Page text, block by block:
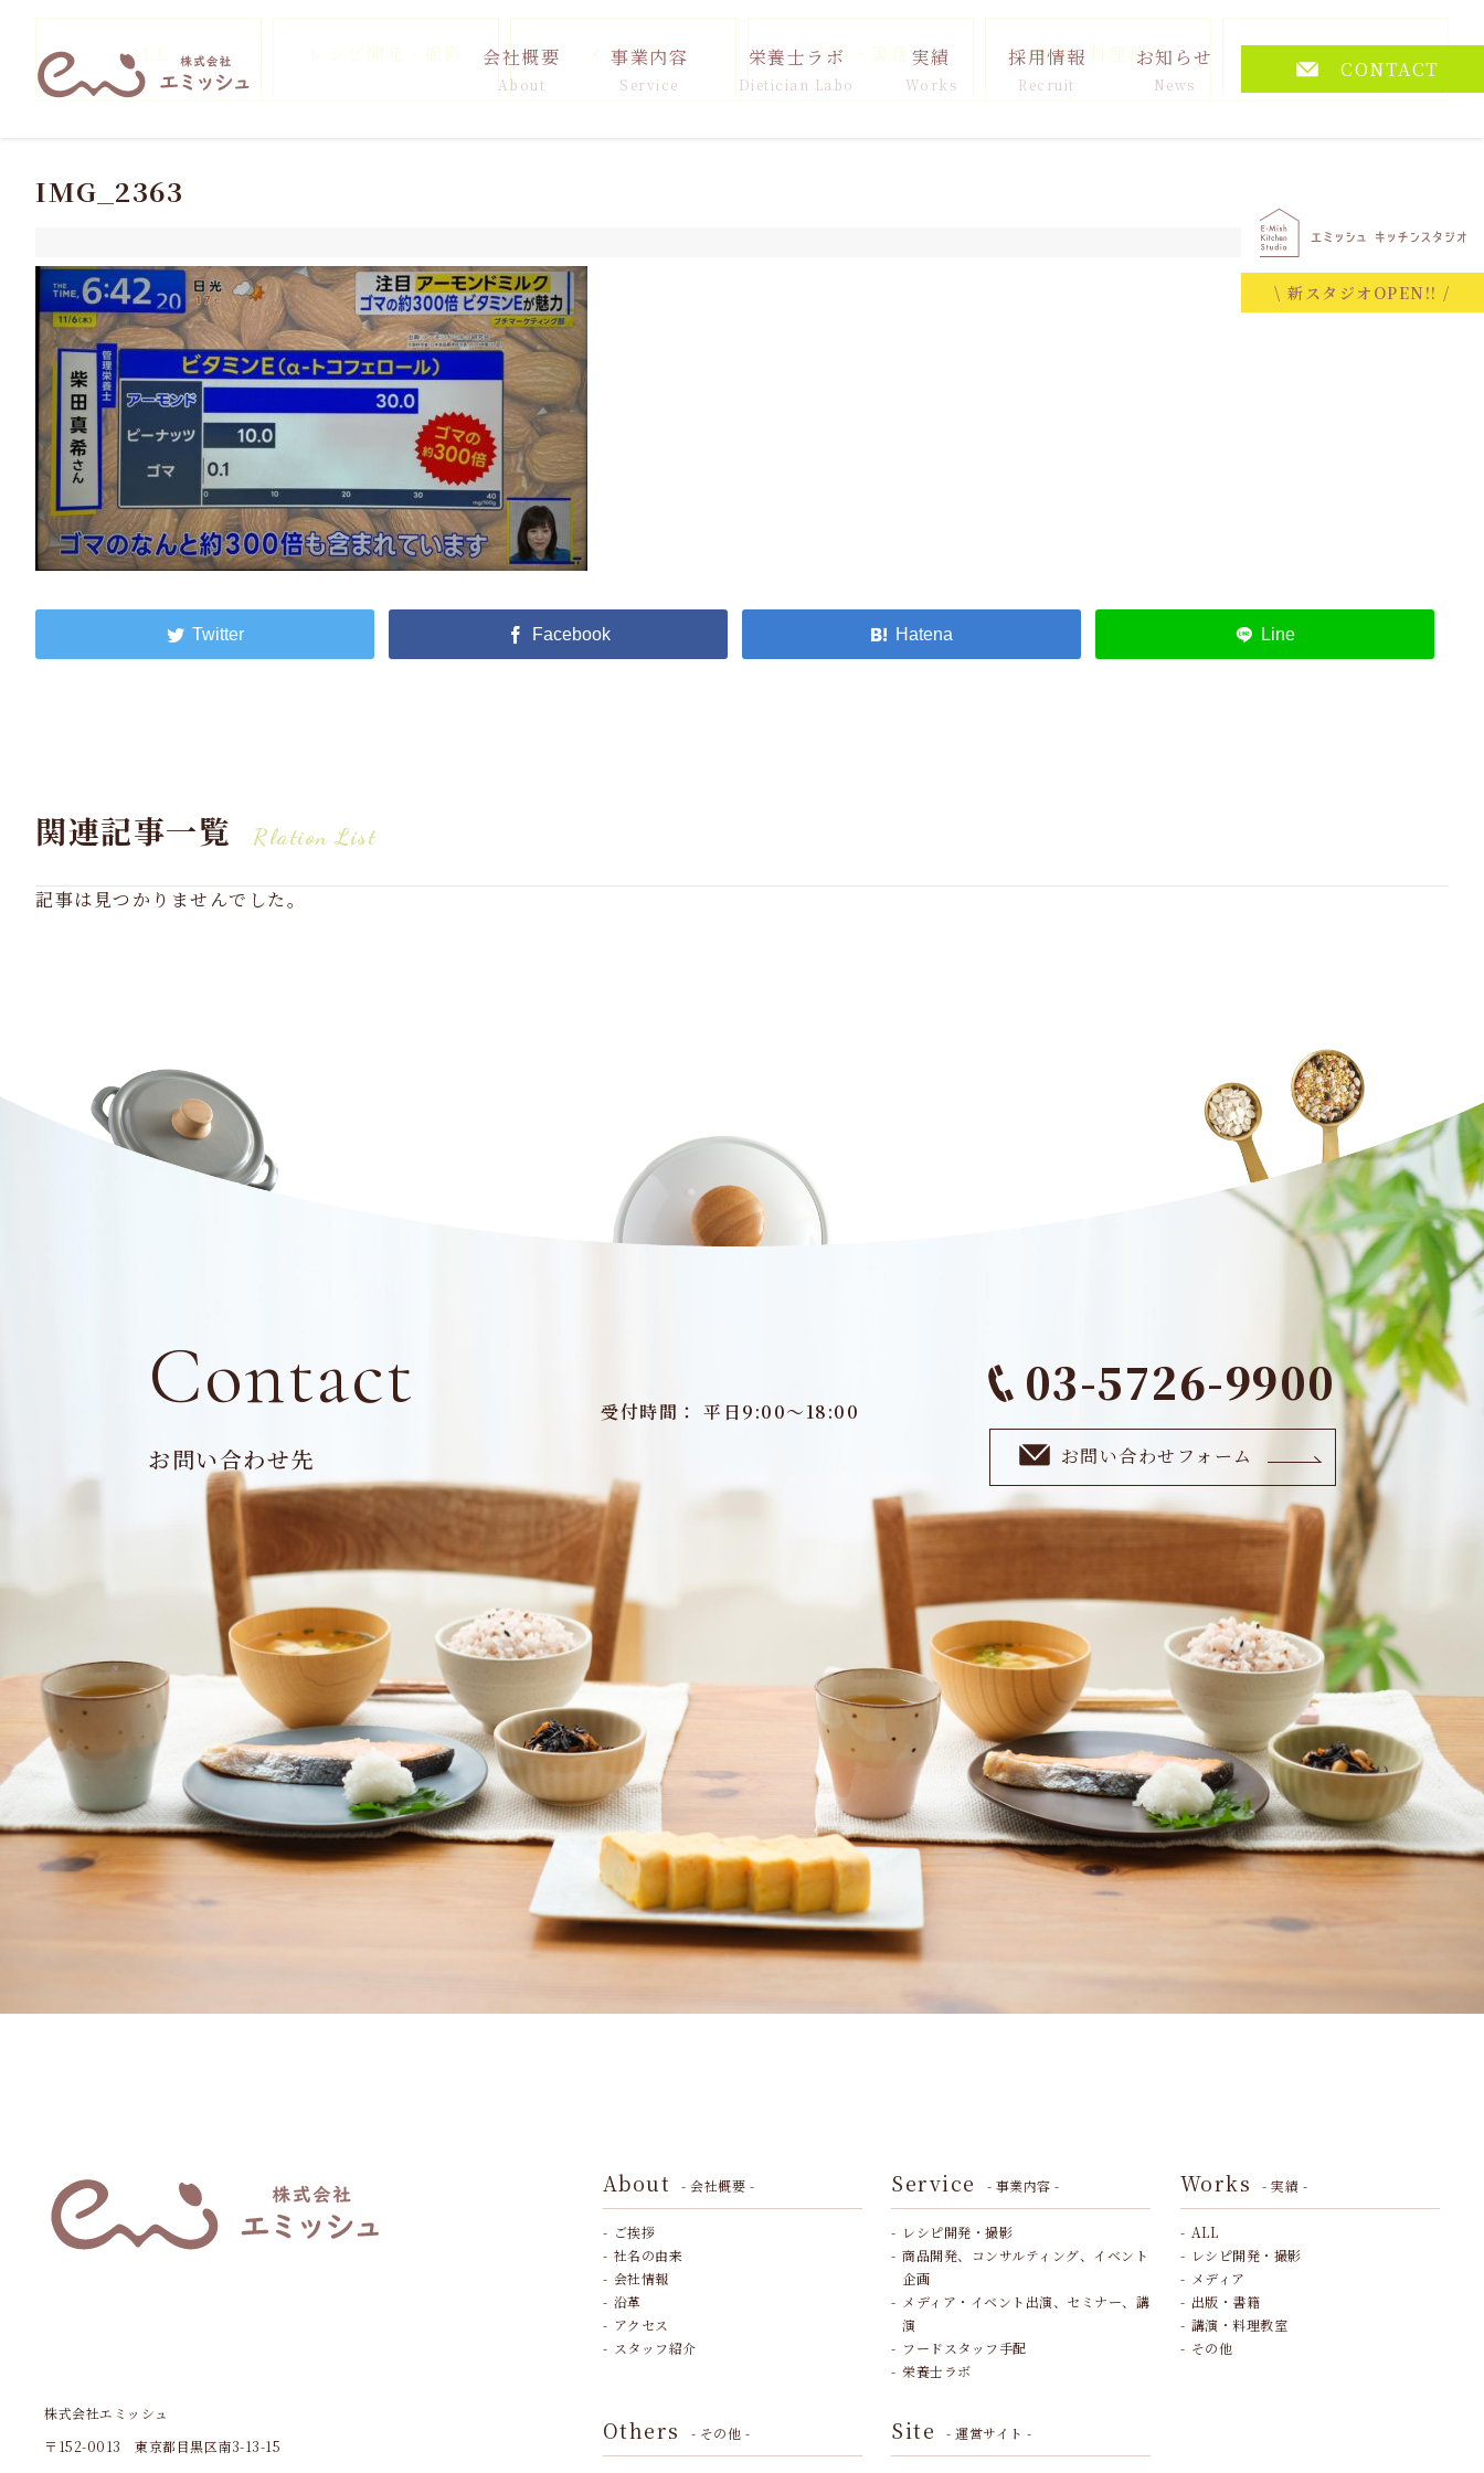
会社概要
About
事業内容
Service
栄養士ラボ
Dietician Labo
実績
Works
採用情報
Recruit
お知らせ
News
CONTACT
\ 新スタジオOPEN!! /
ALL レシピ開発・撮影 メディア 出版・書籍 講演・料理教室 その他
IMG_2363
2025.11.06
関連記事一覧 Rlation List
記事は見つかりませんでした。
Contact
お問い合わせ先
受付時間： 平日9:00～18:00 03-5726-9900
お問い合わせフォーム
株式会社エミッシュ
〒152-0013 東京都目黒区南3-13-15
About - 会社概要 -
ご挨拶
社名の由来
会社情報
沿革
アクセス
スタッフ紹介
Service - 事業内容 -
レシピ開発・撮影
商品開発、コンサルティング、イベント
企画
メディア・イベント出演、セミナー、講
演
フードスタッフ手配
栄養士ラボ
Works - 実績 -
ALL
レシピ開発・撮影
メディア
出版・書籍
講演・料理教室
その他
Others - その他 - Site - 運営サイト -